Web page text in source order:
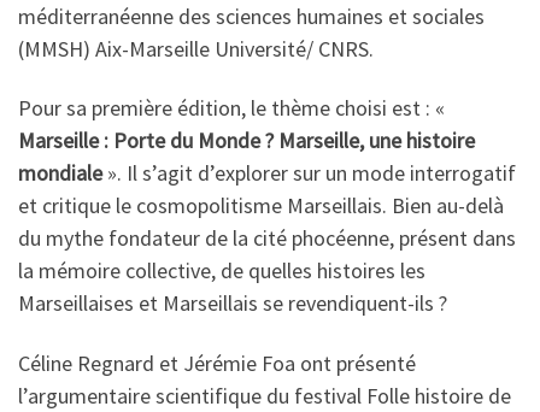
méditerranéenne des sciences humaines et sociales
(MMSH) Aix-Marseille Université/ CNRS.
Pour sa première édition, le thème choisi est : «
Marseille : Porte du Monde ? Marseille, une histoire
mondiale». Il s’agit d’explorer sur un mode interrogatif
et critique le cosmopolitisme Marseillais. Bien au-delà
du mythe fondateur de la cité phocéenne, présent dans
la mémoire collective, de quelles histoires les
Marseillaises et Marseillais se revendiquent-ils ?
Céline Regnard et Jérémie Foa ont présenté
l’argumentaire scientifique du festival Folle histoire de